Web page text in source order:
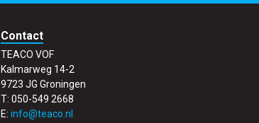
Contact
TEACO VOF
Kalmarweg 14-2
9723 JG Groningen
T: 050-549 2668
E: info@teaco.nl